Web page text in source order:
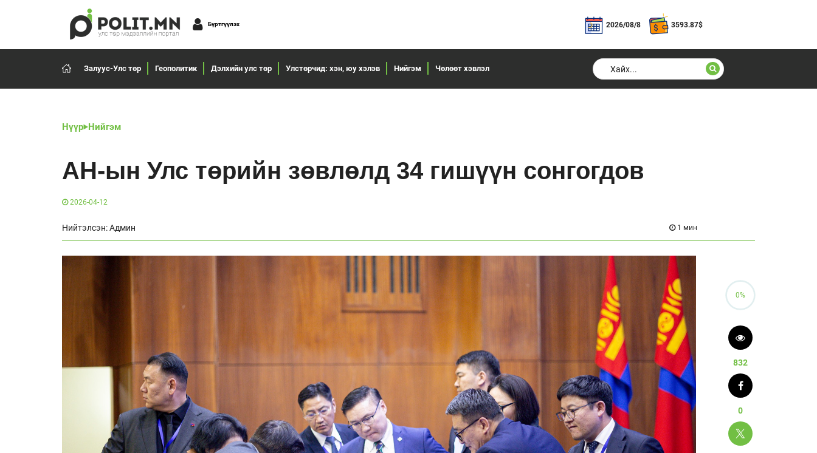
Бүртгүүлэх 2026/08/8 3593.87$
Залуус-Улс төр Геополитик Дэлхийн улс төр Улстөрчид: хэн, юу хэлэв Нийгэм Чөлөөт хэвлэл
Нүүр Нийгэм
АН-ын Улс төрийн зөвлөлд 34 гишүүн сонгогдов
2026-04-12
Нийтэлсэн: Админ 1 мин
0%
832
0